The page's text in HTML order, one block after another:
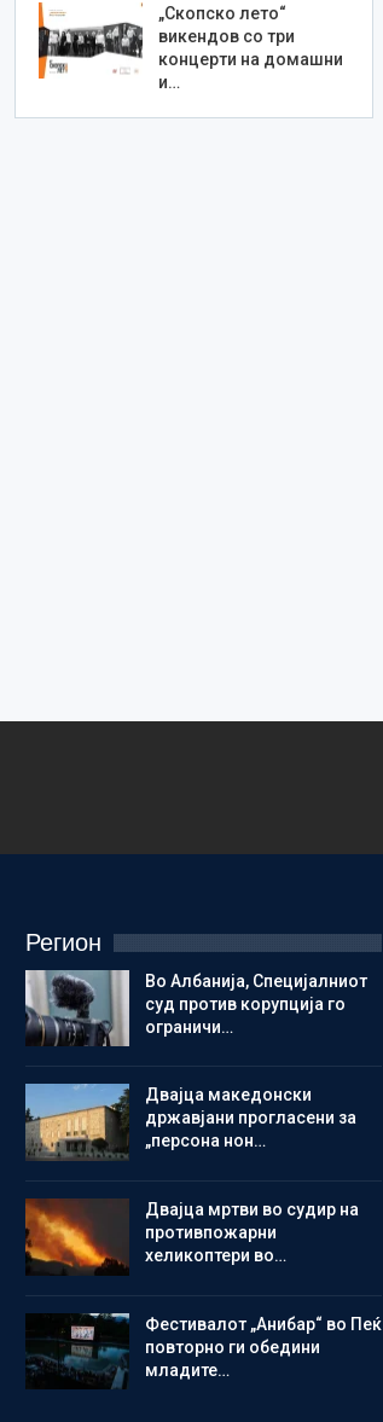
„Скопско лето“
викендов со три
концерти на домашни
и…
Регион
Во Албанија, Специјалниот
суд против корупција го
ограничи…
Двајца македонски
државјани прогласени за
„персона нон…
Двајца мртви во судир на
противпожарни
хеликоптери во…
Фестивалот „Анибар“ во Пеќ
повторно ги обедини
младите…